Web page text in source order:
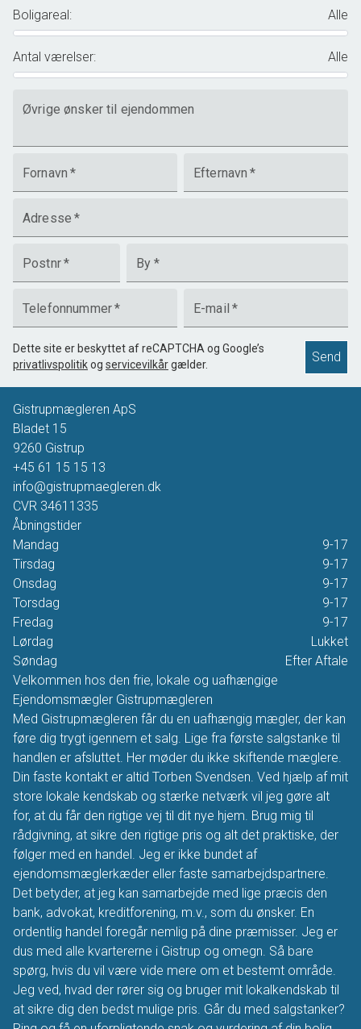
Boligareal: Alle
Antal værelser: Alle
Øvrige ønsker til ejendommen
Fornavn * Efternavn *
Adresse *
Postnr* By *
Telefonnummer* E-mail *
Dette site er beskyttet af reCAPTCHA og Google’s
privatlivspolitikog servicevilkårgælder. Send
Gistrupmægleren ApS
Bladet 15
9260 Gistrup
+45 61 15 15 13
info@gistrupmaegleren.dk
CVR 34611335
Åbningstider
Mandag
9-17
Tirsdag
9-17
Onsdag
9-17
Torsdag
9-17
Fredag
9-17
Lørdag
Lukket
Søndag
Efter Aftale
Velkommen hos den frie, lokale og uafhængige
Ejendomsmægler Gistrupmægleren
Med Gistrupmægleren får du en uafhængig mægler, der kan
føre dig trygt igennem et salg. Lige fra første salgstanke til
handlen er afsluttet. Her møder du ikke skiftende mæglere.
Din faste kontakt er altid Torben Svendsen. Ved hjælp af mit
store lokale kendskab og stærke netværk vil jeg gøre alt
for, at du får den rigtige vej til dit nye hjem. Brug mig til
rådgivning, at sikre den rigtige pris og alt det praktiske, der
følger med en handel. Jeg er ikke bundet af
ejendomsmæglerkæder eller faste samarbejdspartnere.
Det betyder, at jeg kan samarbejde med lige præcis den
bank, advokat, kreditforening, m.v., som du ønsker. En
ordentlig handel foregår nemlig på dine præmisser. Jeg er
dus med alle kvartererne i Gistrup og omegn. Så bare
spørg, hvis du vil være vide mere om et bestemt område.
Jeg ved, hvad der rører sig og bruger mit lokalkendskab til
at sikre dig den bedst mulige pris. Går du med salgstanker?